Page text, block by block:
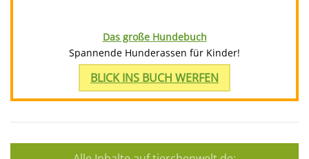
Das große Hundebuch
Spannende Hunderassen für Kinder!
BLICK INS BUCH WERFEN